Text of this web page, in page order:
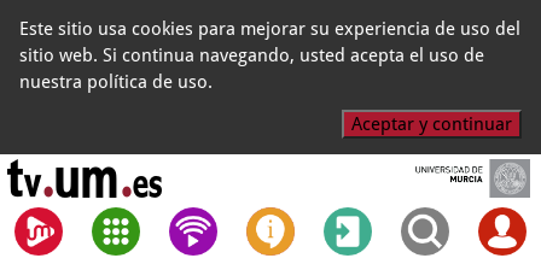
Este sitio usa cookies para mejorar su experiencia de uso del
sitio web. Si continua navegando, usted acepta el uso de
nuestra política de uso.
Aceptar y continuar